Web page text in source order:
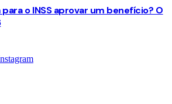
o INSS aprovar um benefício? O